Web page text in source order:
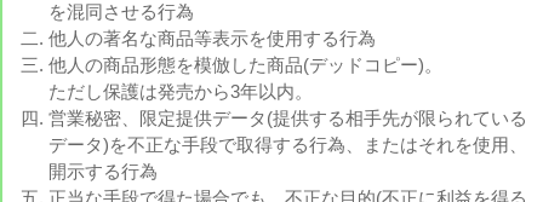
を混同させる行為
他人の著名な商品等表示を使用する行為
他人の商品形態を模倣した商品(デッドコピー)。
ただし保護は発売から3年以内。
営業秘密、限定提供データ(提供する相手先が限られている
データ)を不正な手段で取得する行為、またはそれを使用、
開示する行為